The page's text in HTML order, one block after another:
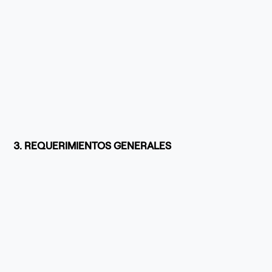
3. REQUERIMIENTOS GENERALES